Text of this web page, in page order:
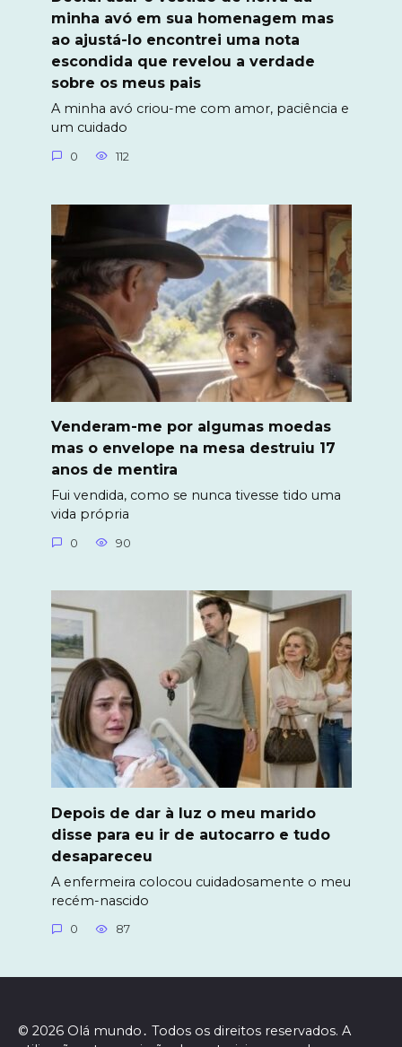
minha avó em sua homenagem mas
ao ajustá-lo encontrei uma nota
escondida que revelou a verdade
sobre os meus pais
A minha avó criou-me com amor, paciência e
um cuidado
0 112
Venderam-me por algumas moedas
mas o envelope na mesa destruiu 17
anos de mentira
Fui vendida, como se nunca tivesse tido uma
vida própria
0 90
Depois de dar à luz o meu marido
disse para eu ir de autocarro e tudo
desapareceu
A enfermeira colocou cuidadosamente o meu
recém-nascido
0 87
© 2026 Olá mundo․ Todos os direitos reservados. A